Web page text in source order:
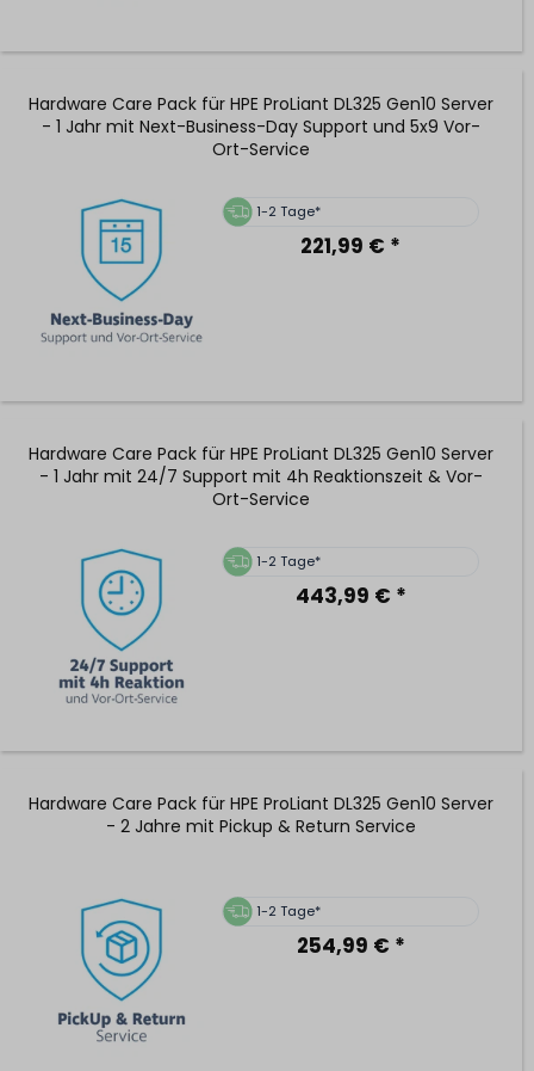
Hardware Care Pack für HPE ProLiant DL325 Gen10 Server
- 1 Jahr mit Next-Business-Day Support und 5x9 Vor-
Ort-Service
1-2 Tage*
221,99 € *
Hardware Care Pack für HPE ProLiant DL325 Gen10 Server
- 1 Jahr mit 24/7 Support mit 4h Reaktionszeit & Vor-
Ort-Service
1-2 Tage*
443,99 € *
Hardware Care Pack für HPE ProLiant DL325 Gen10 Server
- 2 Jahre mit Pickup & Return Service
1-2 Tage*
254,99 € *